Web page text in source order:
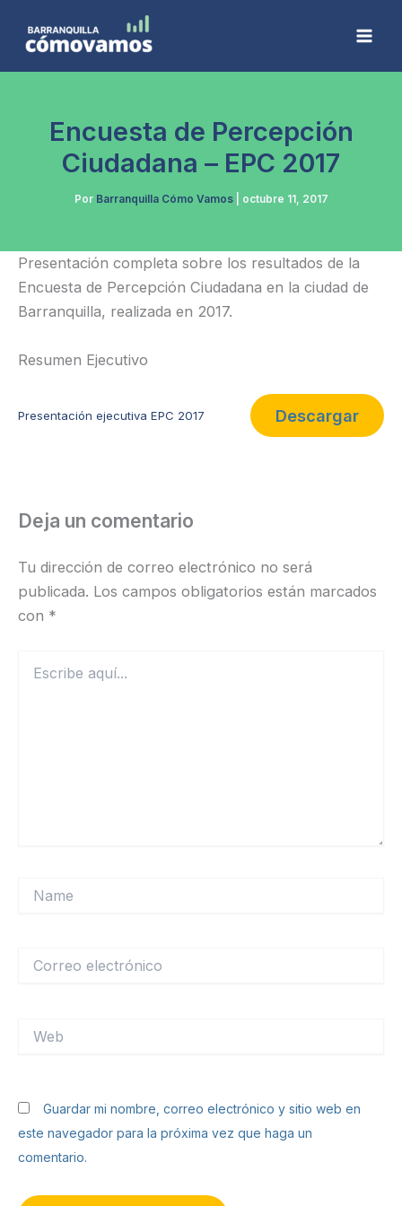
Encuesta de Percepción
Ciudadana – EPC 2017
Por Barranquilla Cómo Vamos octubre 11, 2017
Presentación completa sobre los resultados de la
Encuesta de Percepción Ciudadana en la ciudad de
Barranquilla, realizada en 2017.
Resumen Ejecutivo
Presentación ejecutiva EPC 2017 Descargar
Deja un comentario
Tu dirección de correo electrónico no será
publicada. Los campos obligatorios están marcados
con *
aquí...
electrónico
Guardar mi nombre, correo electrónico y sitio web en
este navegador para la próxima vez que haga un
comentario.